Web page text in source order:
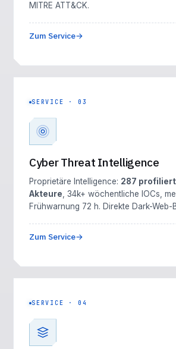
MITRE ATT&CK.
Zum Service
SERVICE · 03
Cyber Threat Intelligence
Proprietäre Intelligence: 287
Akteure, 34k+ wöchentliche IOCs,
Frühwarnung 72 h. Direkte Dark-Web-
Zum Service
SERVICE · 04